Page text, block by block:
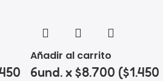
Añadir al carrito
6und. x $8.700 ($1.450